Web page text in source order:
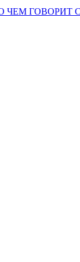
ЧЕМ ГОВОРИТ